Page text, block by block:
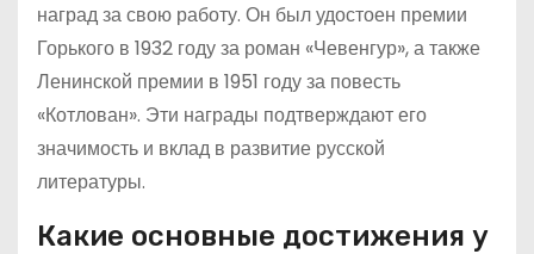
наград за свою работу. Он был удостоен премии
Горького в 1932 году за роман «Чевенгур», а также
Ленинской премии в 1951 году за повесть
«Котлован». Эти награды подтверждают его
значимость и вклад в развитие русской
литературы.
Какие основные достижения у